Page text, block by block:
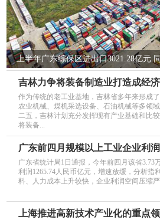
上半年广东综保区进出口3021.28亿元
吉林力争将装备制造业打造成经
作为传统的老工业基地，吉林省多年来形成
农业机械、煤机采选设备、石油机械等多领
二五，吉林计划充分发挥现有产业基础和比
将装备...
广东前四月规模以上工业企业利
广东省统计局1日通报，今年前四月该省3.73
利润1265.74人民币亿元，增速放缓，分析指
料、人力成本上升较快，企业利润空间压缩
上海推进高新技术产业化的重点